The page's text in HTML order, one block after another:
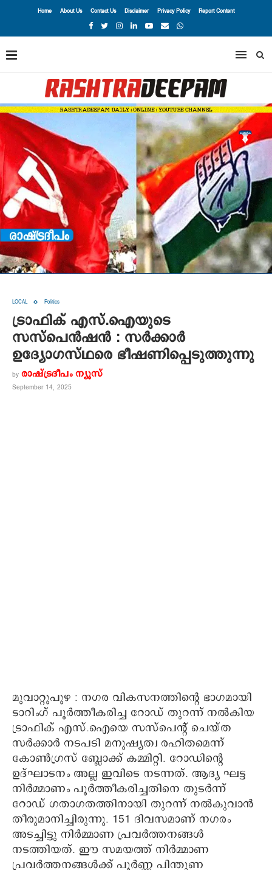
Home About Us Contact Us Disclaimer Privacy Policy Report Content
LOCAL Politics
ട്രാഫിക് എസ്.ഐയുടെ
സസ്‌പെൻഷൻ : സർക്കാർ
ഉദ്യോഗസ്ഥരെ ഭീഷണിപ്പെടുത്തുന്നു
by രാഷ്ട്രദീപം ന്യൂസ്‌
September 14, 2025
മുവാറ്റുപുഴ : നഗര വികസനത്തിന്റെ ഭാഗമായി
ടാറിംഗ് പൂർത്തീകരിച്ച റോഡ് തുറന്ന് നൽകിയ
ട്രാഫിക് എസ്.ഐയെ സസ്പെന്റ് ചെയ്ത
സർക്കാർ നടപടി മനുഷ്യത്വ രഹിതമെന്ന്
കോൺഗ്രസ്‌ ബ്ലോക്ക് കമ്മിറ്റി. റോഡിന്റെ
ഉദ്ഘാടനം അല്ല ഇവിടെ നടന്നത്. ആദ്യ ഘട്ട
നിർമ്മാണം പൂർത്തീകരിച്ചതിനെ തുടർന്ന്
റോഡ് ഗതാഗതത്തിനായി തുറന്ന് നൽകുവാൻ
തീരുമാനിച്ചിരുന്നു. 151 ദിവസമാണ് നഗരം
അടച്ചിട്ടു നിർമ്മാണ പ്രവർത്തനങ്ങൾ
നടത്തിയത്. ഈ സമയത്ത് നിർമ്മാണ
പ്രവർത്തനങ്ങൾക്ക് പൂർണ്ണ പിന്തുണ